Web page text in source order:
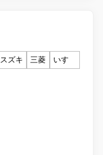
スズキ 三菱
いすゞ